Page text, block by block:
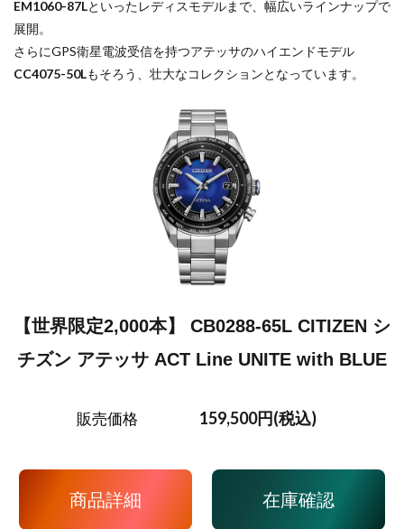
EM1060-87Lといったレディスモデルまで、幅広いラインナップで
展開。
さらにGPS衛星電波受信を持つアテッサのハイエンドモデル
CC4075-50Lもそろう、壮大なコレクションとなっています。
【世界限定2,000本】 CB0288-65L CITIZEN シ
チズン アテッサ ACT Line UNITE with BLUE
販売価格 159,500円(税込)
商品詳細 在庫確認